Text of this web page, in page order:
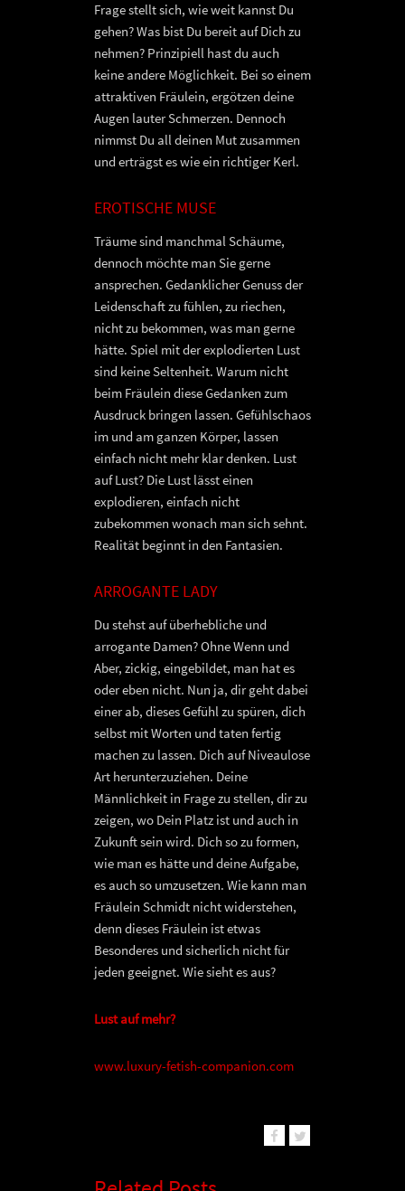
Frage stellt sich, wie weit kannst Du
gehen? Was bist Du bereit auf Dich zu
nehmen? Prinzipiell hast du auch
keine andere Möglichkeit. Bei so einem
attraktiven Fräulein, ergötzen deine
Augen lauter Schmerzen. Dennoch
nimmst Du all deinen Mut zusammen
und erträgst es wie ein richtiger Kerl.
EROTISCHE MUSE
Träume sind manchmal Schäume,
dennoch möchte man Sie gerne
ansprechen. Gedanklicher Genuss der
Leidenschaft zu fühlen, zu riechen,
nicht zu bekommen, was man gerne
hätte. Spiel mit der explodierten Lust
sind keine Seltenheit. Warum nicht
beim Fräulein diese Gedanken zum
Ausdruck bringen lassen. Gefühlschaos
im und am ganzen Körper, lassen
einfach nicht mehr klar denken. Lust
auf Lust? Die Lust lässt einen
explodieren, einfach nicht
zubekommen wonach man sich sehnt.
Realität beginnt in den Fantasien.
ARROGANTE LADY
Du stehst auf überhebliche und
arrogante Damen? Ohne Wenn und
Aber, zickig, eingebildet, man hat es
oder eben nicht. Nun ja, dir geht dabei
einer ab, dieses Gefühl zu spüren, dich
selbst mit Worten und taten fertig
machen zu lassen. Dich auf Niveaulose
Art herunterzuziehen. Deine
Männlichkeit in Frage zu stellen, dir zu
zeigen, wo Dein Platz ist und auch in
Zukunft sein wird. Dich so zu formen,
wie man es hätte und deine Aufgabe,
es auch so umzusetzen. Wie kann man
Fräulein Schmidt nicht widerstehen,
denn dieses Fräulein ist etwas
Besonderes und sicherlich nicht für
jeden geeignet. Wie sieht es aus?
Lust auf mehr?
www.luxury-fetish-companion.com